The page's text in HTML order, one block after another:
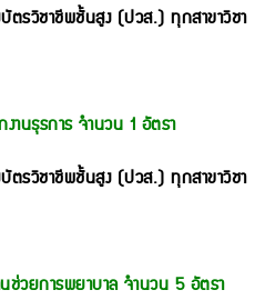
ตรวิชาชีพชั้นสูง (ปวส.) ทุกสาขาวิชา
านธุรการ จำนวน 1 อัตรา
ตรวิชาชีพชั้นสูง (ปวส.) ทุกสาขาวิชา
ช่วยการพยาบาล จำนวน 5 อัตรา